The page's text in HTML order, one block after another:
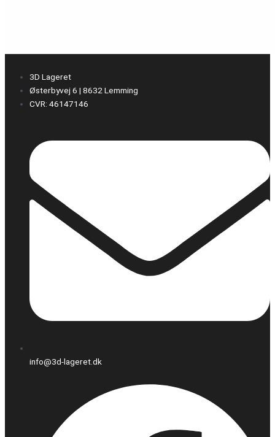
3D Lageret
Østerbyvej 6 | 8632 Lemming
CVR: 46147146
info@3d-lageret.dk